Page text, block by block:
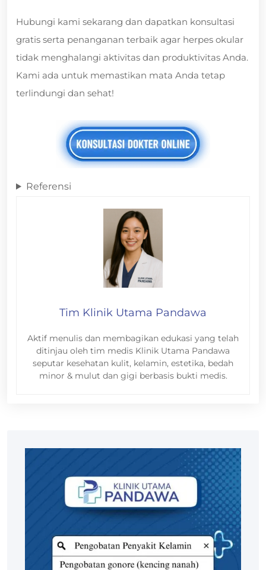
Hubungi kami sekarang dan dapatkan konsultasi
gratis serta penanganan terbaik agar herpes okular
tidak menghalangi aktivitas dan produktivitas Anda.
Kami ada untuk memastikan mata Anda tetap
terlindungi dan sehat!
Referensi
Tim Klinik Utama Pandawa
Aktif menulis dan membagikan edukasi yang telah
ditinjau oleh tim medis Klinik Utama Pandawa
seputar kesehatan kulit, kelamin, estetika, bedah
minor & mulut dan gigi berbasis bukti medis.